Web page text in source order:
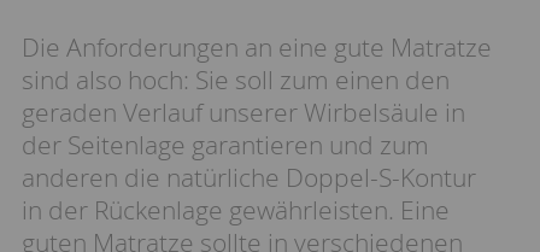
Die Anforderungen an eine gute Matratze
sind also hoch: Sie soll zum einen den
geraden Verlauf unserer Wirbelsäule in
der Seitenlage garantieren und zum
anderen die natürliche Doppel-S-Kontur
in der Rückenlage gewährleisten. Eine
guten Matratze sollte in verschiedenen